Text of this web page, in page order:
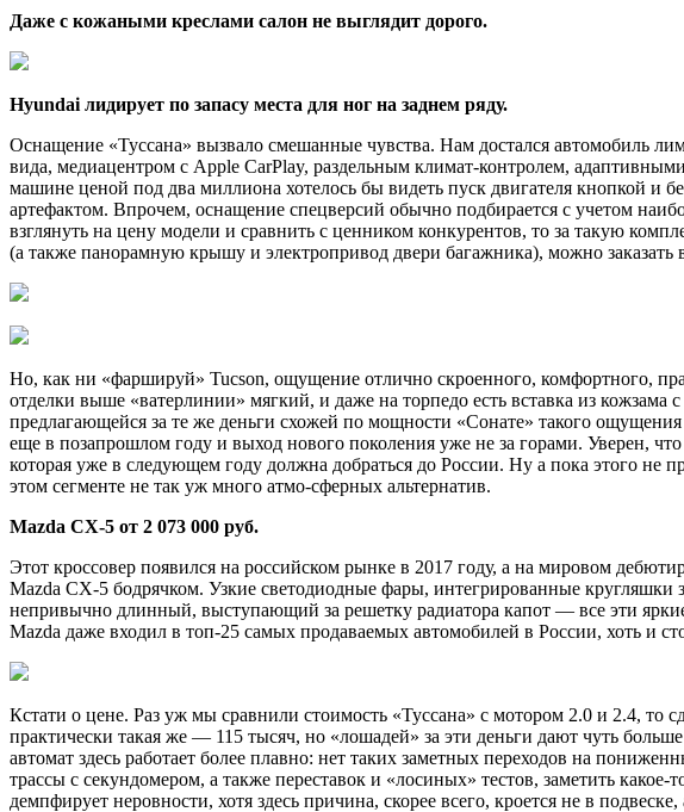
Даже с кожаными креслами салон не выглядит дорого.
Hyundai лидирует по запасу места для ног на заднем ряду.
Оснащение «Туссана» вызвало смешанные чувства. Нам достался автомобиль
вида, медиацентром с Apple CarPlay, раздельным климат-контролем,
машине ценой под два миллиона хотелось бы видеть пуск двигателя кнопкой и
артефактом. Впрочем, оснащение спецверсий обычно подбирается с учетом
взглянуть на цену модели и сравнить с ценником конкурентов, то за такую
(а также панорамную крышу и электропривод двери багажника), можно заказать
Но, как ни «фаршируй» Tucson, ощущение отлично скроенного, комфортного,
отделки выше «ватерлинии» мягкий, и даже на торпедо есть вставка из
предлагающейся за те же деньги схожей по мощности «Сонате» такого
еще в позапрошлом году и выход нового поколения уже не за горами. Уверен,
которая уже в следующем году должна добраться до России. Ну а пока этого
этом сегменте не так уж много атмо-сферных альтернатив.
Mazda CX-5 от 2 073 000 руб.
Этот кроссовер появился на российском рынке в 2017 году, а на мировом
Mazda CX-5 бодрячком. Узкие светодиодные фары, интегрированные
непривычно длинный, выступающий за решетку радиатора капот — все эти
Mazda даже входил в топ-25 самых продаваемых автомобилей в России, хоть и
Кстати о цене. Раз уж мы сравнили стоимость «Туссана» с мотором 2.0 и 2.4,
практически такая же — 115 тысяч, но «лошадей» за эти деньги дают чуть
автомат здесь работает более плавно: нет таких заметных переходов на
трассы с секундомером, а также переставок и «лосиных» тестов, заметить
демпфирует неровности, хотя здесь причина, скорее всего, кроется не в